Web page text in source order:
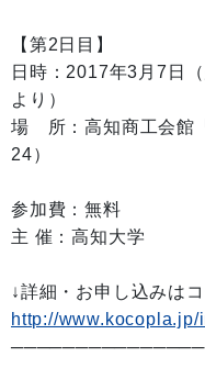
【第2日目】
日時：2017年3月7日
より）
場 所：高知商工会館
24）
参加費：無料
主 催：高知大学
↓詳細・お申し込みは
http://